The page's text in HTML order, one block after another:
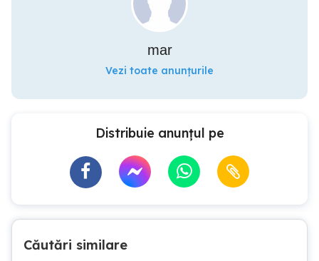
mar
Vezi toate anunțurile
Distribuie anunțul pe
Căutări similare